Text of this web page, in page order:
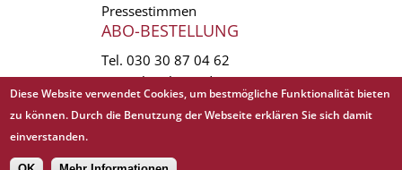
Pressestimmen
ABO-BESTELLUNG
Tel. 030 30 87 04 62
vertrieb(at)lettre.de
Copyright © 1988 - 2026 Lettre International. All rights reserved.
EXTRA
Diese Website verwendet Cookies, um bestmögliche Funktionalität bieten
zu können. Durch die Benutzung der Webseite erklären Sie sich damit
einverstanden.